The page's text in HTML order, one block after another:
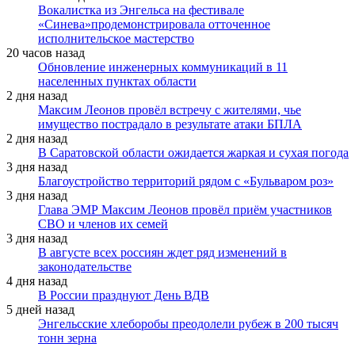
Вокалистка из Энгельса на фестивале
«Синева»продемонстрировала отточенное
исполнительское мастерство
20 часов назад
Обновление инженерных коммуникаций в 11
населенных пунктах области
2 дня назад
Максим Леонов провёл встречу с жителями, чье
имущество пострадало в результате атаки БПЛА
2 дня назад
В Саратовской области ожидается жаркая и сухая погода
3 дня назад
Благоустройство территорий рядом с «Бульваром роз»
3 дня назад
Глава ЭМР Максим Леонов провёл приём участников
СВО и членов их семей
3 дня назад
В августе всех россиян ждет ряд изменений в
законодательстве
4 дня назад
В России празднуют День ВДВ
5 дней назад
Энгельсские хлеборобы преодолели рубеж в 200 тысяч
тонн зерна